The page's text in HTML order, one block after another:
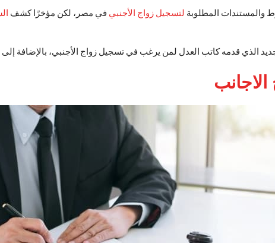
المطلوبة لتسجيل زواج الأجنبي في مصر، لكن مؤخرًا كشف
الذي قدمه كاتب العدل لمن يرغب في تسجيل زواج الأجنبي،